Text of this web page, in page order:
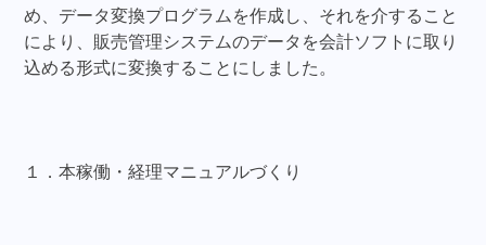
め、データ変換プログラムを作成し、それを介すること
により、販売管理システムのデータを会計ソフトに取り
込める形式に変換することにしました。
１．本稼働・経理マニュアルづくり